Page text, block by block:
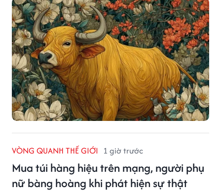
VÒNG QUANH THẾ GIỚI 1 giờ trước
Mua túi hàng hiệu trên mạng, người phụ
nữ bàng hoàng khi phát hiện sự thật